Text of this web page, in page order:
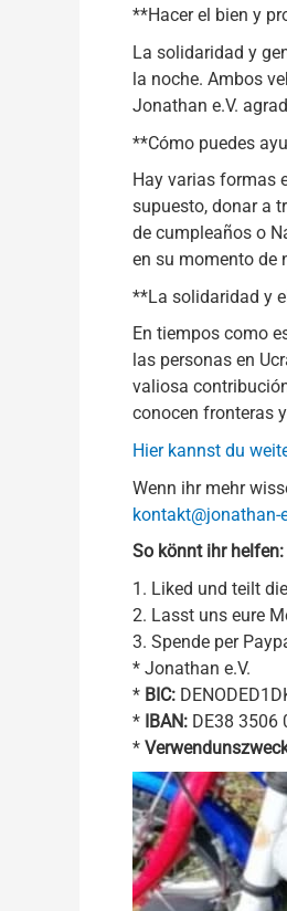
**Hacer el bien y
La solidaridad y
la noche. Ambos
Jonathan e.V.
**Cómo puedes
Hay varias formas
supuesto, donar a
de cumpleaños o
en su momento de
**La solidaridad y
En tiempos como
las personas en
valiosa
conocen fronteras
Hier kannst du
Wenn ihr mehr
kontakt@jonathan-
So könnt ihr helfen:
1. Liked und teilt
2. Lasst uns eure
3. Spende per
* Jonathan e.V.
* BIC:
* IBAN: DE38 3506
*